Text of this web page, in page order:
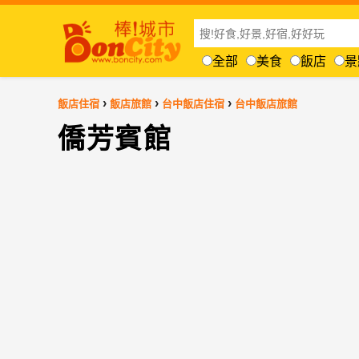
全部 美食 飯店
飯店住宿 › 飯店旅館 › 台中飯店住宿 › 台中飯店旅館
僑芳賓館